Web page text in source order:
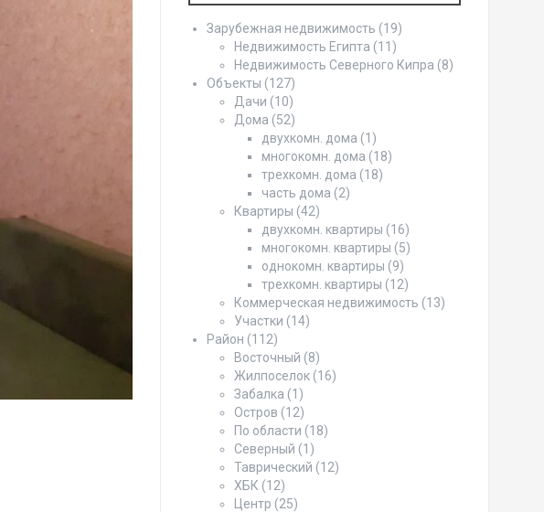
Зарубежная недвижимость (19)
Недвижимость Египта (11)
Недвижимость Северного Кипра (8)
Объекты (127)
Дачи (10)
Дома (52)
двухкомн. дома (1)
многокомн. дома (18)
трехкомн. дома (18)
часть дома (2)
Квартиры (42)
двухкомн. квартиры (16)
многокомн. квартиры (5)
однокомн. квартиры (9)
трехкомн. квартиры (12)
Коммерческая недвижимость (13)
Участки (14)
Район (112)
Восточный (8)
Жилпоселок(16)
Забалка (1)
Остров (12)
По области (18)
Северный (1)
Таврический (12)
ХБК (12)
Центр (25)